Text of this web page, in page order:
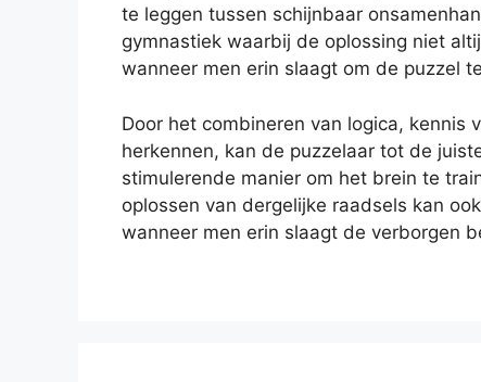
te leggen tussen schijnbaar
gymnastiek waarbij de oplossing niet
wanneer men erin slaagt om de puzzel
Door het combineren van logica, kennis
herkennen, kan de puzzelaar tot de
stimulerende manier om het brein te
oplossen van dergelijke raadsels kan
wanneer men erin slaagt de verborgen